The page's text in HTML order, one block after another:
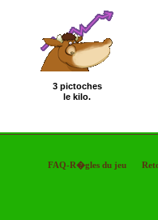
3 pictoches
le kilo.
FAQ-R�gles du jeu